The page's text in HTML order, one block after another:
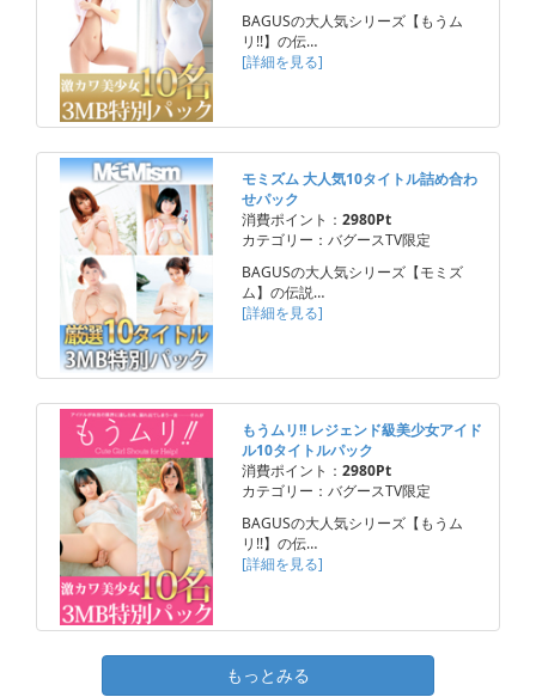
BAGUSの大人気シリーズ【もうム
リ!!】の伝…
[詳細を見る]
モミズム 大人気10タイトル詰め合わ
せパック
消費ポイント： 2980Pt
カテゴリー：バグースTV限定
BAGUSの大人気シリーズ【モミズ
ム】の伝説…
[詳細を見る]
もうムリ!! レジェンド級美少女アイド
ル10タイトルパック
消費ポイント： 2980Pt
カテゴリー：バグースTV限定
BAGUSの大人気シリーズ【もうム
リ!!】の伝…
[詳細を見る]
もっとみる